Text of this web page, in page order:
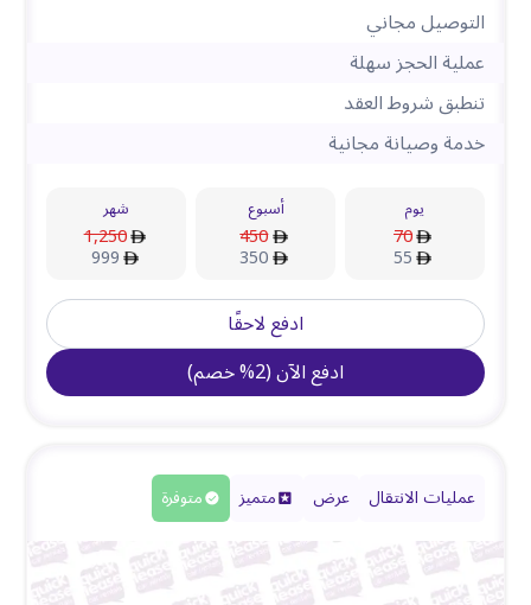
التوصيل مجاني
عملية الحجز سهلة
تنطبق شروط العقد
خدمة وصيانة مجانية
يوم
70
55
أسبوع
450
350
شهر
1,250
999
ادفع لاحقًا
ادفع الآن(
2
%خصم)
عمليات الانتقال عرض متميز متوفرة